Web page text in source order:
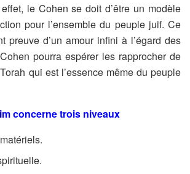
le Cohen se doit d’être un modèle
pour l’ensemble du peuple juif. Ce
preuve d’un amour infini à l’égard des
pourra espérer les rapprocher de
qui est l’essence même du peuple
concerne trois niveaux